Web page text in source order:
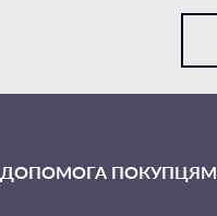
ДОПОМОГА ПОКУПЦЯМ